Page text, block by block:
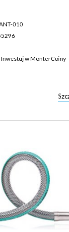
010
Inwestuj w MonterCoiny